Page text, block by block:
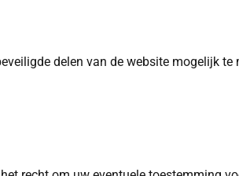
delen van de website mogelijk te